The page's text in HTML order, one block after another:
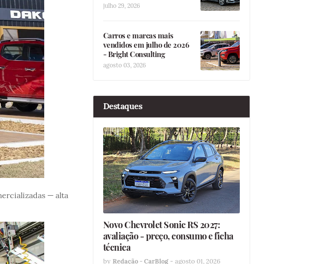
— alta
julho 29, 2026
Carros e marcas mais
vendidos em julho de 2026
- Bright Consulting
agosto 03, 2026
Destaques
Novo Chevrolet Sonic RS 2027:
avaliação - preço, consumo e ficha
técnica
by Redação - CarBlog - agosto 01, 2026